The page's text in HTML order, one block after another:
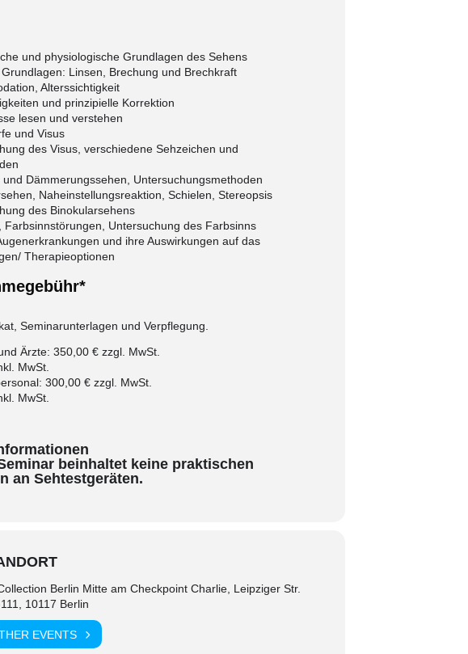
und physiologische Grundlagen des Sehens
Grundlagen: Linsen, Brechung und Brechkraft
Alterssichtigkeit
und prinzipielle Korrektion
lesen und verstehen
und Visus
des Visus, verschiedene Sehzeichen und
und Dämmerungssehen, Untersuchungsmethoden
Naheinstellungsreaktion, Schielen, Stereopsis
des Binokularsehens
Farbsinnstörungen, Untersuchung des Farbsinns
und ihre Auswirkungen auf das
Therapieoptionen
Seminarunterlagen und Verpflegung.
Ärzte: 350,00 € zzgl. MwSt.
MwSt.
300,00 € zzgl. MwSt.
MwSt.
beinhaltet keine praktischen
an Sehtestgeräten.
Berlin Mitte am Checkpoint Charlie, Leipziger Str.
10117 Berlin
EVENTS